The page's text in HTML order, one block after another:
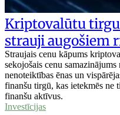
Kriptovalūtu
strauji augošiem
Straujais cenu kāpums
sekojošais cenu
nenoteiktības ēnas un
finanšu tirgū, kas ietekmēs ne
finanšu aktīvus.
Investīcijas